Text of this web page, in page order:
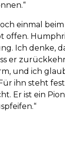
einmal
offen.
Ich denke,
er
und ich
ihn steht
Er ist ein